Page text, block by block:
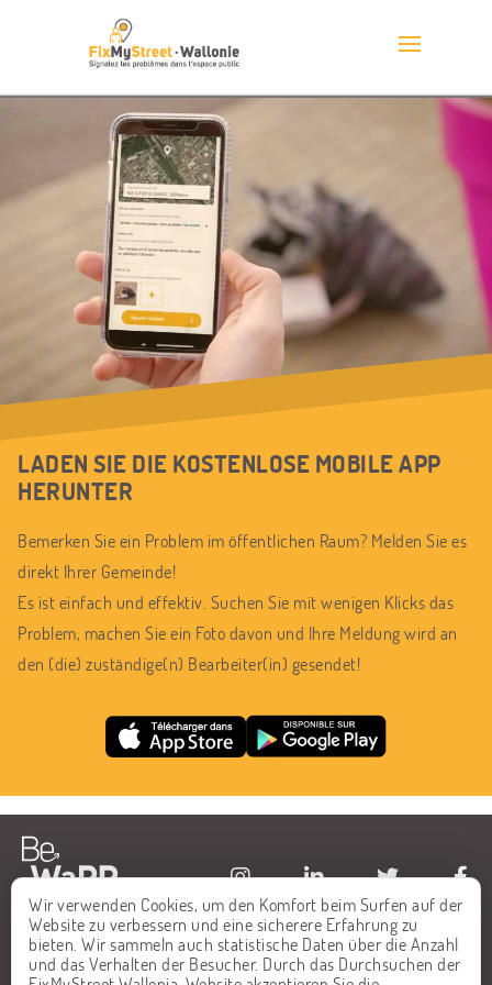
Wir verwenden Cookies, um den Komfort beim Surfen auf der
Website zu verbessern und eine sicherere Erfahrung zu
bieten. Wir sammeln auch statistische Daten über die Anzahl
und das Verhalten der Besucher. Durch das Durchsuchen der
LADEN SIE DIE KOSTENLOSE MOBILE APP
HERUNTER
Bemerken Sie ein Problem im öffentlichen Raum? Melden Sie es
direkt Ihrer Gemeinde!
Es ist einfach und effektiv. Suchen Sie mit wenigen Klicks das
Problem, machen Sie ein Foto davon und Ihre Meldung wird an
den (die) zuständige(n) Bearbeiter(in) gesendet!
STARTSEITE
ALLE MELDUNGEN
FAQ
KONTAKT